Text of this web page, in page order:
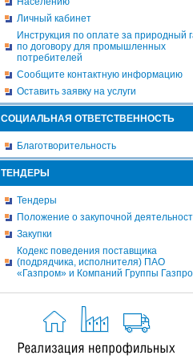
Личный кабинет
Инструкция по оплате за природный
по договору для промышленных
потребителей
Сообщите контактную информацию
Оставить заявку на услуги
СОЦИАЛЬНАЯ ОТВЕТСТВЕННОСТЬ
Благотворительность
ТЕНДЕРЫ
Тендеры
Положение о закупочной
Закупки
Кодекс поведения поставщика
(подрядчика, исполнителя) ПАО
«Газпром» и Компаний Группы